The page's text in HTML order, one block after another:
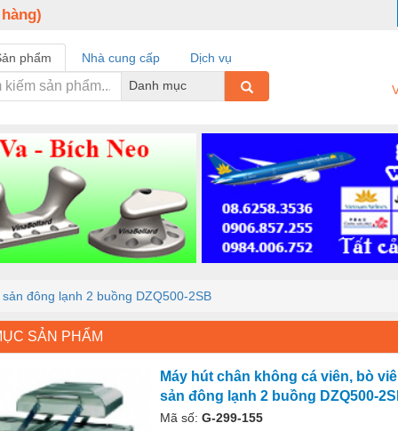
phẩm Nhà cung cấp
Dịch vụ
Danh mục
đông lạnh 2 buồng DZQ500-2SB
SẢN PHẨM
Máy hút chân không cá viên, bò
sản đông lạnh 2 buồng DZQ500-
Mã số: G-299-155